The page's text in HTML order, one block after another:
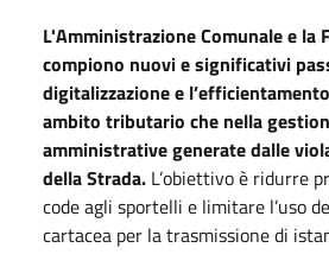
L'Amministrazione Comunale e la
compiono nuovi e significativi
digitalizzazione e
ambito tributario che nella
amministrative generate dalle
della Strada. L’obiettivo è ridurre
code agli sportelli e limitare l’uso
cartacea per la trasmissione di